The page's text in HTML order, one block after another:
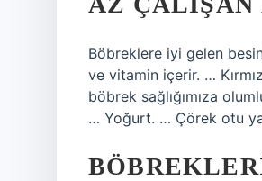
Böbreklere iyi gelen
ve vitamin içerir. …
böbrek sağlığımıza
… Yoğurt. … Çörek otu